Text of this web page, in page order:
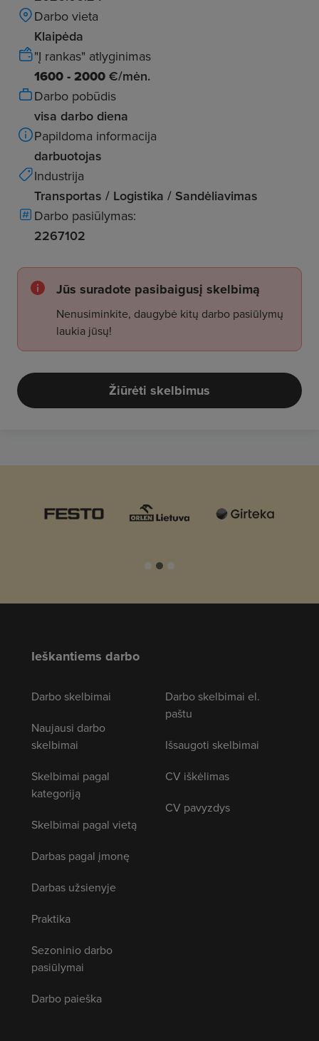
Darbo vieta
Klaipėda
"Į rankas" atlyginimas
1600 - 2000 €/mėn.
Darbo pobūdis
visa darbo diena
Papildoma informacija
darbuotojas
Industrija
Transportas / Logistika / Sandėliavimas
Darbo pasiūlymas:
2267102
Jūs suradote pasibaigusį skelbimą
Nenusiminkite, daugybė kitų darbo pasiūlymų
laukia jūsų!
Žiūrėti skelbimus
Ieškantiems darbo
Darbo skelbimai
Naujausi darbo
skelbimai
Skelbimai pagal
kategoriją
Skelbimai pagal vietą
Darbas pagal įmonę
Darbas užsienyje
Praktika
Sezoninio darbo
pasiūlymai
Darbo paieška
Darbo skelbimai el.
paštu
Išsaugoti skelbimai
CV iškėlimas
CV pavyzdys